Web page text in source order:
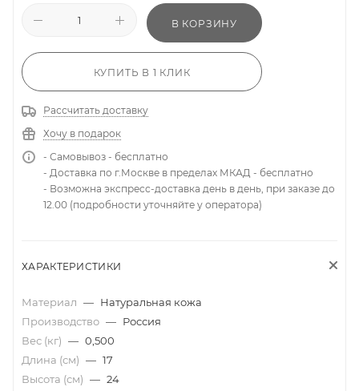
В КОРЗИНУ
КУПИТЬ В 1 КЛИК
Рассчитать доставку
Хочу в подарок
- Самовывоз - бесплатно
- Доставка по г.Москве в пределах МКАД - бесплатно
- Возможна экспресс-доставка день в день, при заказе до
12.00 (подробности уточняйте у оператора)
ХАРАКТЕРИСТИКИ
Материал — Натуральная кожа
Производство — Россия
Вес (кг) — 0,500
Длина (см) — 17
Высота (см) — 24